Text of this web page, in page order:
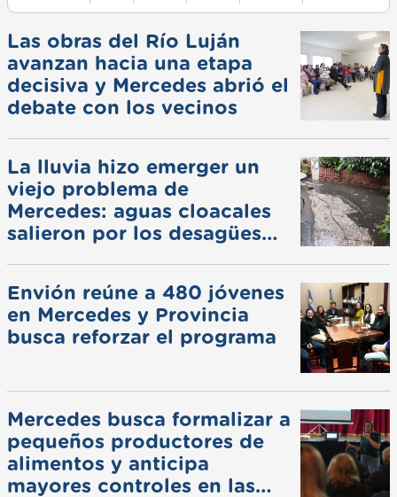
Las obras del Río Luján
avanzan hacia una etapa
decisiva y Mercedes abrió el
debate con los vecinos
La lluvia hizo emerger un
viejo problema de
Mercedes: aguas cloacales
salieron por los desagües
Envión reúne a 480 jóvenes
en Mercedes y Provincia
busca reforzar el programa
Mercedes busca formalizar a
pequeños productores de
alimentos y anticipa
mayores controles en las